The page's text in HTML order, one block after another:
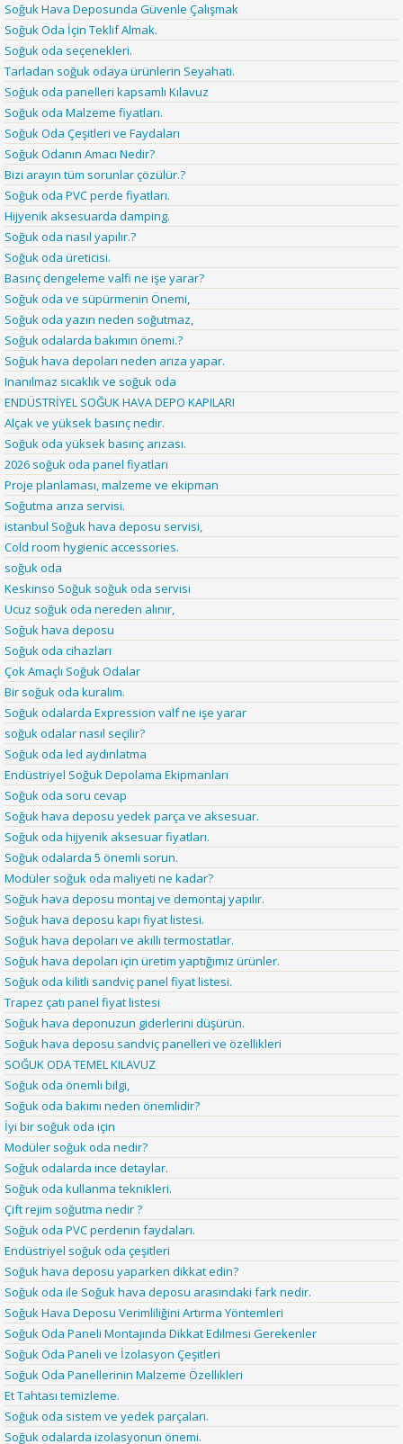
Soğuk Hava Deposunda Güvenle Çalışmak
Soğuk Oda İçin Teklif Almak.
Soğuk oda seçenekleri.
Tarladan soğuk odaya ürünlerin Seyahati.
Soğuk oda panelleri kapsamlı Kılavuz
Soğuk oda Malzeme fiyatları.
Soğuk Oda Çeşitleri ve Faydaları
Soğuk Odanın Amacı Nedir?
Bizi arayın tüm sorunlar çözülür.?
Soğuk oda PVC perde fiyatları.
Hijyenik aksesuarda damping.
Soğuk oda nasıl yapılır.?
Soğuk oda üreticisi.
Basınç dengeleme valfi ne işe yarar?
Soğuk oda ve süpürmenin Önemi,
Soğuk oda yazın neden soğutmaz,
Soğuk odalarda bakımın önemi.?
Soğuk hava depoları neden arıza yapar.
Inanılmaz sıcaklık ve soğuk oda
ENDÜSTRİYEL SOĞUK HAVA DEPO KAPILARI
Alçak ve yüksek basınç nedir.
Soğuk oda yüksek basınç arızası.
2026 soğuk oda panel fiyatları
Proje planlaması, malzeme ve ekipman
Soğutma arıza servisi.
istanbul Soğuk hava deposu servisi,
Cold room hygienic accessories.
soğuk oda
Keskinso Soğuk soğuk oda servisi
Ucuz soğuk oda nereden alınır,
Soğuk hava deposu
Soğuk oda cihazları
Çok Amaçlı Soğuk Odalar
Bir soğuk oda kuralım.
Soğuk odalarda Expression valf ne işe yarar
soğuk odalar nasıl seçilir?
Soğuk oda led aydınlatma
Endüstriyel Soğuk Depolama Ekipmanları
Soğuk oda soru cevap
Soğuk hava deposu yedek parça ve aksesuar.
Soğuk oda hijyenik aksesuar fiyatları.
Soğuk odalarda 5 önemli sorun.
Modüler soğuk oda maliyeti ne kadar?
Soğuk hava deposu montaj ve demontaj yapılır.
Soğuk hava deposu kapı fiyat listesi.
Soğuk hava depoları ve akıllı termostatlar.
Soğuk hava depoları için üretim yaptığımız ürünler.
Soğuk oda kilitli sandviç panel fiyat listesi.
Trapez çatı panel fiyat listesi
Soğuk hava deponuzun giderlerini düşürün.
Soğuk hava deposu sandviç panelleri ve özellikleri
SOĞUK ODA TEMEL KILAVUZ
Soğuk oda önemli bilgi,
Soğuk oda bakımı neden önemlidir?
İyi bir soğuk oda için
Modüler soğuk oda nedir?
Soğuk odalarda ince detaylar.
Soğuk oda kullanma teknikleri.
Çift rejim soğutma nedir ?
Soğuk oda PVC perdenin faydaları.
Endüstriyel soğuk oda çeşitleri
Soğuk hava deposu yaparken dikkat edin?
Soğuk oda ile Soğuk hava deposu arasındaki fark nedir.
Soğuk Hava Deposu Verimliliğini Artırma Yöntemleri
Soğuk Oda Paneli Montajında Dikkat Edilmesi Gerekenler
Soğuk Oda Paneli ve İzolasyon Çeşitleri
Soğuk Oda Panellerinin Malzeme Özellikleri
Et Tahtası temizleme.
Soğuk oda sistem ve yedek parçaları.
Soğuk odalarda izolasyonun önemi.